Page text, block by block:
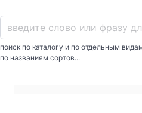
поиск по каталогу и по отдельным
по названиям сортов...